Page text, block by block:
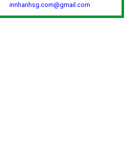
innhanhsg.com@gmail.com